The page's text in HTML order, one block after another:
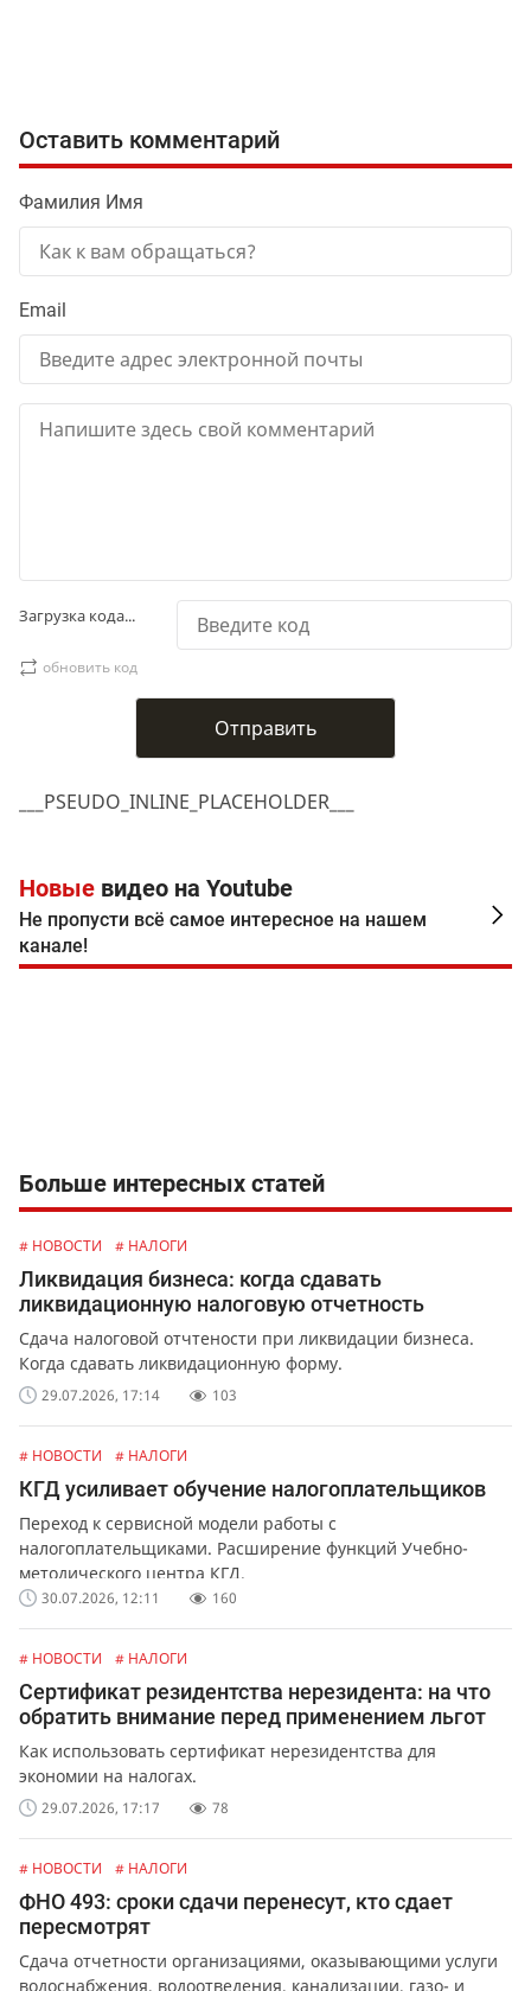
___PSEUDO_INLINE_PLACEHOLDER___
Оставить комментарий
Фамилия Имя
Email
Загрузка кода...
обновить код
Новые видео на Youtube
Не пропусти всё самое интересное на нашем
канале!
Больше интересных статей
# НОВОСТИ # НАЛОГИ
Ликвидация бизнеса: когда сдавать
ликвидационную налоговую отчетность
Сдача налоговой отчтености при ликвидации бизнеса.
Когда сдавать ликвидационную форму.
29.07.2026, 17:14 103
# НОВОСТИ # НАЛОГИ
КГД усиливает обучение налогоплательщиков
Переход к сервисной модели работы с
налогоплательщиками. Расширение функций Учебно-
методического центра КГД.
30.07.2026, 12:11 160
# НОВОСТИ # НАЛОГИ
Сертификат резидентства нерезидента: на что
обратить внимание перед применением льгот
Как использовать сертификат нерезидентства для
экономии на налогах.
29.07.2026, 17:17 78
# НОВОСТИ # НАЛОГИ
ФНО 493: сроки сдачи перенесут, кто сдает
пересмотрят
Сдача отчетности организациями, оказывающими услуги
водоснабжения, водоотведения, канализации, газо- и